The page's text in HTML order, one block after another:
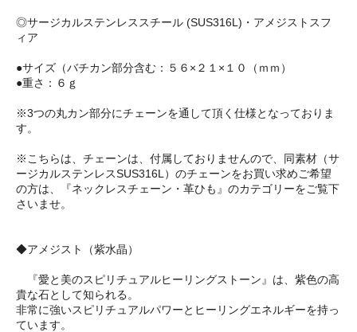
◎サージカルステンレススチール (SUS316L)・アメジストスフ
ィア
●サイズ（バチカン部分含む：５６×２１×１０（ｍｍ）
●重さ：６ｇ
※3つの丸カン部分にチェーンを通して頂く仕様となっておりま
す。
※こちらは、チェーンは、付属しておりませんので、同素材（サ
ージカルステンレスSUS316L）のチェーンをお買い求めご希望
の方は、『ネックレスチェーン・革ひも』のカテゴリーをご覧下
さいませ。
◆アメジスト（紫水晶）
『愛と美のスピリチュアルヒーリングストーン』は、紫色の高
貴な石として知られる。
非常に強いスピリチュアルパワーとヒーリングエネルギーを持っ
ています。